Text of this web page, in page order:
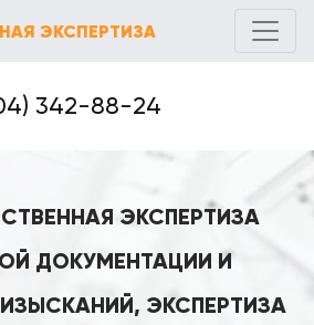
ЭКСПЕРТИЗА
342-88-24
ЭКСПЕРТИЗА
ДОКУМЕНТАЦИИ И
ЭКСПЕРТИЗА